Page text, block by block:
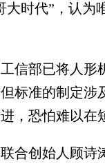
大时代”，认为
部已将人形
标准的制定涉
，恐怕难以在
创始人顾诗